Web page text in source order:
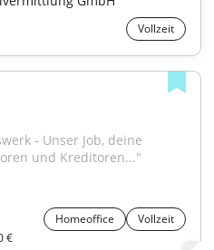
Vollzeit
- Unser Job, deine
und Kreditoren..."
Homeoffice
Vollzeit
€